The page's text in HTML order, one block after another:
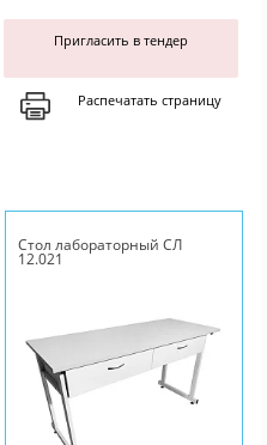
Пригласить в тендер
Распечатать страницу
Стол лабораторный СЛ
12.021